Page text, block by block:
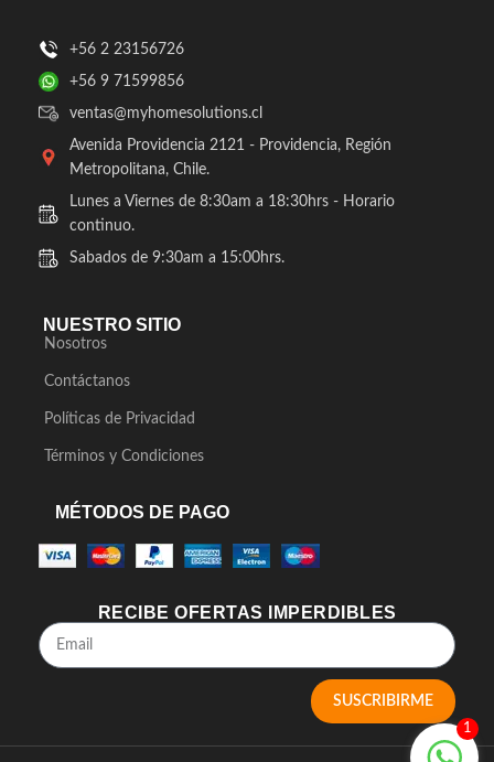
+56 2 23156726
+56 9 71599856
ventas@myhomesolutions.cl
Avenida Providencia 2121 - Providencia, Región
Metropolitana, Chile.
Lunes a Viernes de 8:30am a 18:30hrs - Horario
continuo.
Sabados de 9:30am a 15:00hrs.
NUESTRO SITIO
Nosotros
Contáctanos
Políticas de Privacidad
Términos y Condiciones
MÉTODOS DE PAGO
RECIBE OFERTAS IMPERDIBLES
SUSCRIBIRME
1